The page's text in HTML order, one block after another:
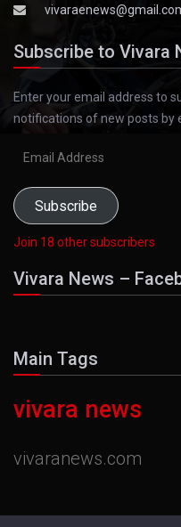
Subscribe to Vivara
Enter your email address to
notifications of new posts by
Subscribe
Join 18 other subscribers
Vivara News –
Main Tags
vivara news
vivaranews.com